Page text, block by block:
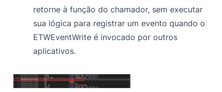
retorne à função do chamador, sem executar
sua lógica para registrar um evento quando o
ETWEventWrite é invocado por outros
aplicativos.